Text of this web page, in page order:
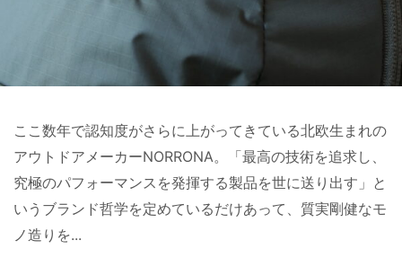
ここ数年で認知度がさらに上がってきている北欧生まれの
アウトドアメーカーNORRONA。「最高の技術を追求し、
究極のパフォーマンスを発揮する製品を世に送り出す」と
いうブランド哲学を定めているだけあって、質実剛健なモ
ノ造りを...